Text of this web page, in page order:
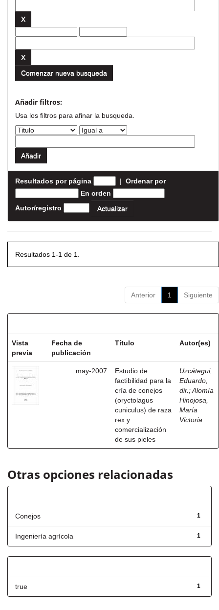
Comenzar nueva busqueda
Añadir filtros:
Usa los filtros para afinar la busqueda.
Resultados por página | Ordenar por
En orden
Autor/registro
Resultados 1-1 de 1.
Anterior 1 Siguiente
Vista
previa
Fecha de
publicación
Título Autor(es)
may-2007
Estudio de
factibilidad para la
cría de conejos
(oryctolagus
cuniculus) de raza
rex y
comercialización
de sus pieles
Uzcátegui,
Eduardo,
dir. ;Alomía
Hinojosa,
María
Victoria
Otras opciones relacionadas
1
Conejos
1
Ingeniería agrícola
1
true